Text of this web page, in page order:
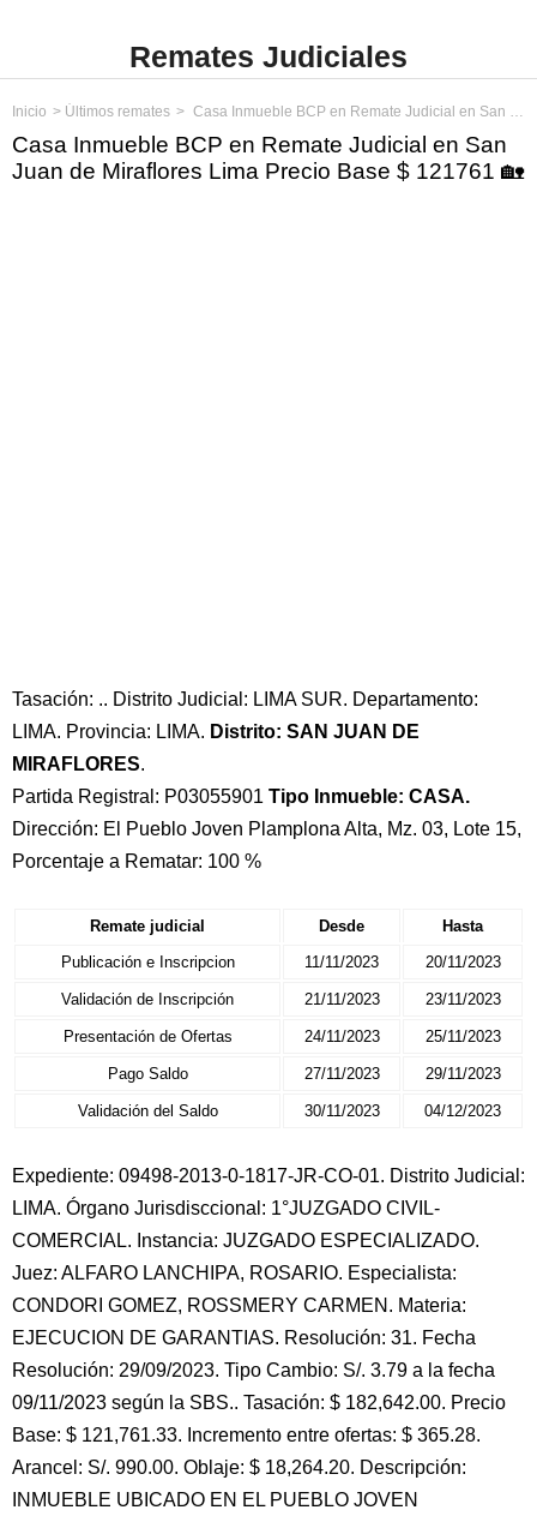
Remates Judiciales
Inicio Últimos remates Casa Inmueble BCP en Remate Judicial en San Juan de Miraflores Lima Precio Base $ 121761
Casa Inmueble BCP en Remate Judicial en San
Juan de Miraflores Lima Precio Base $ 121761 🏡
Tasación: .. Distrito Judicial: LIMA SUR. Departamento:
LIMA. Provincia: LIMA. Distrito: SAN JUAN DE
MIRAFLORES.
Partida Registral: P03055901 Tipo Inmueble: CASA.
Dirección: El Pueblo Joven Plamplona Alta, Mz. 03, Lote 15,
Porcentaje a Rematar: 100 %
Remate judicial Desde
Hasta
Publicación e Inscripcion
11/11/2023 20/11/2023
Validación de Inscripción 21/11/2023 23/11/2023
Presentación de Ofertas 24/11/2023 25/11/2023
Pago Saldo 27/11/2023 29/11/2023
Validación del Saldo 30/11/2023 04/12/2023
Expediente: 09498-2013-0-1817-JR-CO-01. Distrito Judicial:
LIMA. Órgano Jurisdisccional: 1°JUZGADO CIVIL-
COMERCIAL. Instancia: JUZGADO ESPECIALIZADO.
Juez: ALFARO LANCHIPA, ROSARIO. Especialista:
CONDORI GOMEZ, ROSSMERY CARMEN. Materia:
EJECUCION DE GARANTIAS. Resolución: 31. Fecha
Resolución: 29/09/2023. Tipo Cambio: S/. 3.79 a la fecha
09/11/2023 según la SBS.. Tasación: $ 182,642.00. Precio
Base: $ 121,761.33. Incremento entre ofertas: $ 365.28.
Arancel: S/. 990.00. Oblaje: $ 18,264.20. Descripción:
INMUEBLE UBICADO EN EL PUEBLO JOVEN